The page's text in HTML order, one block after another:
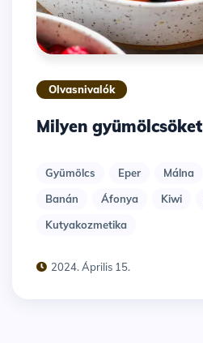
Olvasnivalók
Milyen
Gyümölcs Eper Málna
Banán
Áfonya Kiwi
Kutyakozmetika
2024. Április 15.